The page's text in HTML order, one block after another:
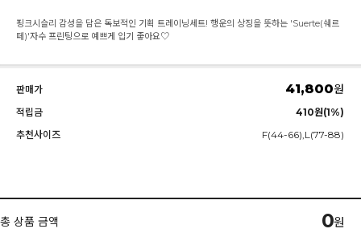
핑크시슬리 감성을 담은 독보적인 기획 트레이닝세트! 행운의 상징을 뜻하는 'Suerte(쉐르
떼)'자수 프린팅으로 예쁘게 입기 좋아요♡
판매가 41,800원
적립금
410원(1%)
추천사이즈
F(44-66),L(77-88)
총 상품 금액 0원